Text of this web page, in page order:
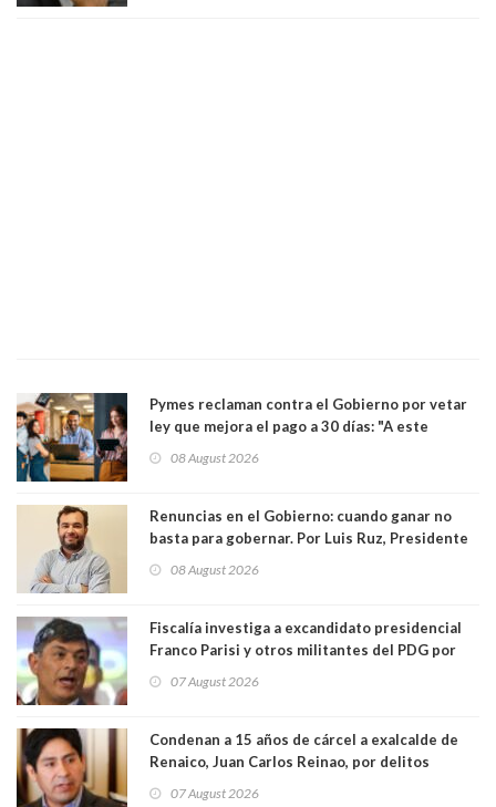
Pymes reclaman contra el Gobierno por vetar
ley que mejora el pago a 30 días: "A este
medianas empresas"
08 August 2026
Renuncias en el Gobierno: cuando ganar no
basta para gobernar. Por Luis Ruz, Presidente
08 August 2026
Fiscalía investiga a excandidato presidencial
Franco Parisi y otros militantes del PDG por
07 August 2026
Condenan a 15 años de cárcel a exalcalde de
Renaico, Juan Carlos Reinao, por delitos
07 August 2026